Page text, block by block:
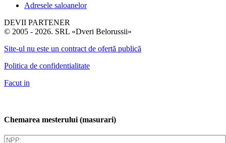
Adresele saloanelor
DEVII PARTENER
© 2005 - 2026. SRL «Dveri Belorussii»
Site-ul nu este un contract de ofertă publică
Politica de confidentialitate
Facut in
Chemarea mesterului (masurari)